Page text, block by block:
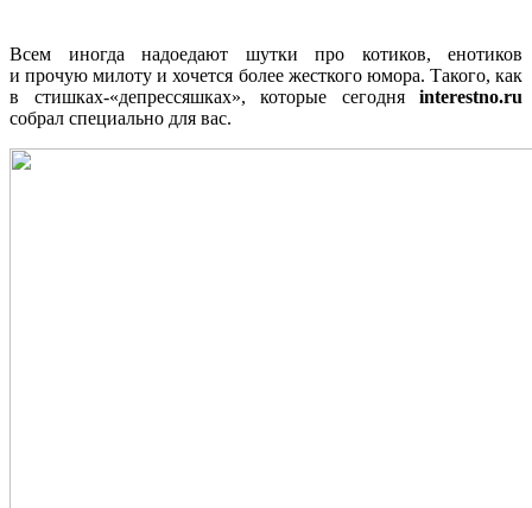
Всем иногда надоедают шутки про котиков, енотиков
и прочую милоту и хочется более жесткого юмора. Такого, как
в стишках-«депрессяшках», которые сегодня interestno.ru
собрал специально для вас.